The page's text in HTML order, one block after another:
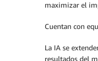
maximizar el
Cuentan con
La IA se
resultados del